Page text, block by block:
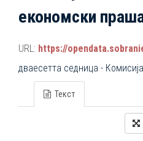
економски
URL: https://opendata.sobranie.mk/dataset/6d8701ea-3a42-465d-8f88-
дваесетта седница -
Текст